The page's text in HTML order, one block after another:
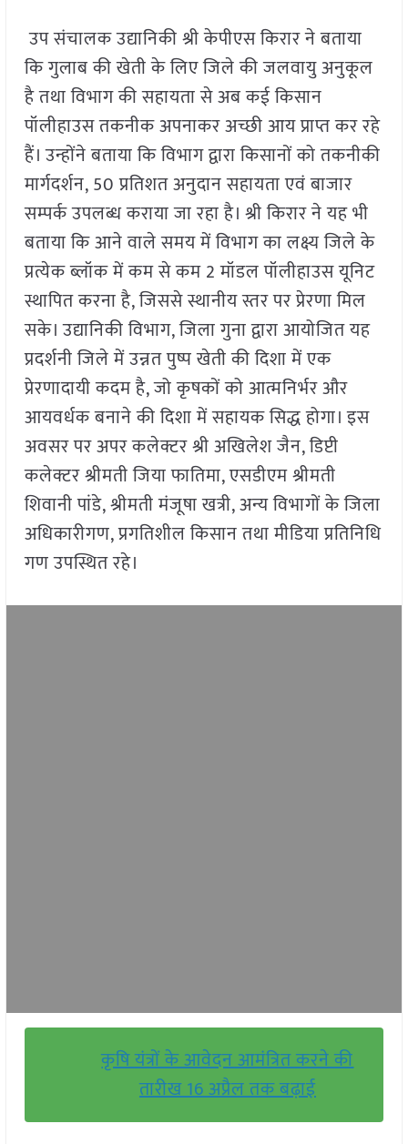
उप संचालक उद्यानिकी श्री केपीएस किरार ने बताया
कि गुलाब की खेती के लिए जिले की जलवायु अनुकूल
है तथा विभाग की सहायता से अब कई किसान
पॉलीहाउस तकनीक अपनाकर अच्छी आय प्राप्त कर रहे
हैं। उन्होंने बताया कि विभाग द्वारा किसानों को तकनीकी
मार्गदर्शन, 50 प्रतिशत अनुदान सहायता एवं बाजार
सम्पर्क उपलब्ध कराया जा रहा है। श्री किरार ने यह भी
बताया कि आने वाले समय में विभाग का लक्ष्य जिले के
प्रत्येक ब्लॉक में कम से कम 2 मॉडल पॉलीहाउस यूनिट
स्थापित करना है, जिससे स्थानीय स्तर पर प्रेरणा मिल
सके। उद्यानिकी विभाग, जिला गुना द्वारा आयोजित यह
प्रदर्शनी जिले में उन्नत पुष्प खेती की दिशा में एक
प्रेरणादायी कदम है, जो कृषकों को आत्मनिर्भर और
आयवर्धक बनाने की दिशा में सहायक सिद्ध होगा। इस
अवसर पर अपर कलेक्टर श्री अखिलेश जैन, डिप्टी
कलेक्टर श्रीमती जिया फातिमा, एसडीएम श्रीमती
शिवानी पांडे, श्रीमती मंजूषा खत्री, अन्य विभागों के जिला
अधिकारीगण, प्रगतिशील किसान तथा मीडिया प्रतिनिधि
गण उपस्थित रहे।
कृषि यंत्रों के आवेदन आमंत्रित करने की
तारीख 16 अप्रैल तक बढ़ाई